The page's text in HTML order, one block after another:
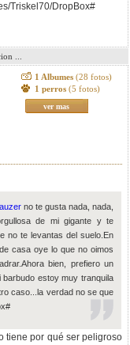
Triskel70/DropBox#
...
1 Albumes (28 fotos)
1 perros (5 fotos)
ver mas
no te gusta nada, nada,
de mi gigante y te
no te levantas del suelo.En
casa oye lo que no oimos
bien, prefiero un
estoy muy tranquila
caso...la verdad no se que
tiene por qué ser peligroso